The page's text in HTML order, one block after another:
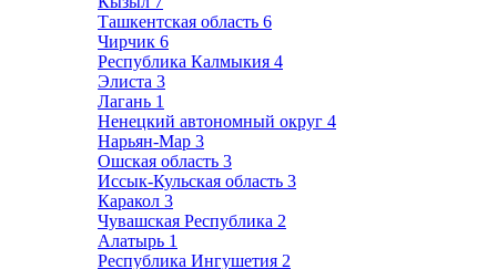
Ташкентская область 6
Чирчик 6
Республика Калмыкия 4
Элиста 3
Лагань 1
Ненецкий автономный округ 4
Нарьян-Мар 3
Ошская область 3
Иссык-Кульская область 3
Каракол 3
Чувашская Республика 2
Алатырь 1
Республика Ингушетия 2